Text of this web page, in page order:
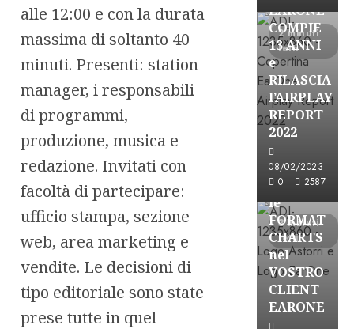
alle 12:00 e con la durata
massima di soltanto 40
minuti. Presenti: station
manager, i responsabili
di programmi,
produzione, musica e
redazione. Invitati con
facoltà di partecipare:
ufficio stampa, sezione
web, area marketing e
vendite. Le decisioni di
tipo editoriale sono state
prese tutte in quel
2 minuti
letti
EARONE
COMPIE
13 ANNI
e
RILASCIA
l’AIRPLAY
REPORT
2022
08/02/2023
0
2587
3 minuti
letti
Partnership
le
FORMAT
CHARTS
nel
VOSTRO
CLIENT
EARONE